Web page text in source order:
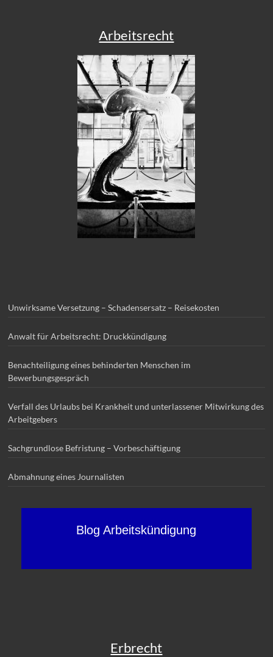
Arbeitsrecht
Unwirksame Versetzung – Schadensersatz – Reisekosten
Anwalt für Arbeitsrecht: Druckkündigung
Benachteiligung eines behinderten Menschen im
Bewerbungsgespräch
Verfall des Urlaubs bei Krankheit und unterlassener Mitwirkung des
Arbeitgebers
Sachgrundlose Befristung – Vorbeschäftigung
Abmahnung eines Journalisten
Blog Arbeitskündigung
Erbrecht